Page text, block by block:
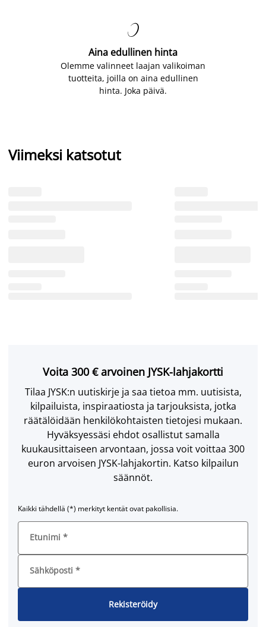

Aina edullinen hinta
Olemme valinneet laajan valikoiman
tuotteita, joilla on aina edullinen
hinta. Joka päivä.
Viimeksi katsotut
Voita 300 € arvoinen JYSK-lahjakortti
Tilaa JYSK:n uutiskirje ja saa tietoa mm. uutisista,
kilpailuista, inspiraatiosta ja tarjouksista, jotka
räätälöidään henkilökohtaisten tietojesi mukaan.
Hyväksyessäsi ehdot osallistut samalla
kuukausittaiseen arvontaan, jossa voit voittaa 300
euron arvoisen JYSK-lahjakortin. Katso kilpailun
säännöt.
Kaikki tähdellä (*) merkityt kentät ovat pakollisia.
Etunimi *
Sähköposti *
Rekisteröidy